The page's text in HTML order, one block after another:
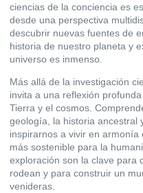
ciencias de la conciencia es
desde una perspectiva
descubrir nuevas fuentes de
historia de nuestro planeta y
universo es inmenso.
Más allá de la investigación
invita a una reflexión
Tierra y el cosmos.
geología, la historia ancestral
inspirarnos a vivir en
más sostenible para la
exploración son la clave para
rodean y para construir un
venideras.